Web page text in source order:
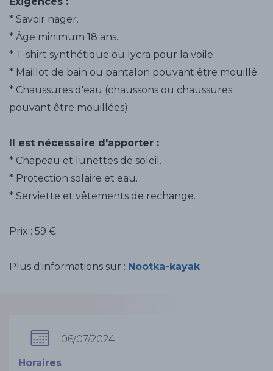
* Savoir nager.
* Âge minimum 18 ans.
* T-shirt synthétique ou lycra pour la voile.
* Maillot de bain ou pantalon pouvant être mouillé.
* Chaussures d'eau (chaussons ou chaussures
pouvant être mouillées).
Il est nécessaire d'apporter :
* Chapeau et lunettes de soleil.
* Protection solaire et eau.
* Serviette et vêtements de rechange.
Prix : 59 €
Plus d'informations sur : Nootka-kayak
06/07/2024
Horaires